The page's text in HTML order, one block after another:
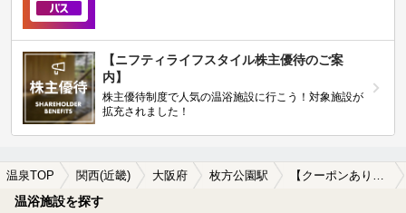
【ニフティライフスタイル株主優待のご案
内】
株主優待制度で人気の温浴施設に行こう！対象施設が
拡充されました！
温泉TOP 関西(近畿) 大阪府 枚方公園駅 【クーポンあり】冷え性に効能がある枚方公園駅近くの温泉、日帰り温泉、スーパー銭湯おすすめ
温浴施設を探す